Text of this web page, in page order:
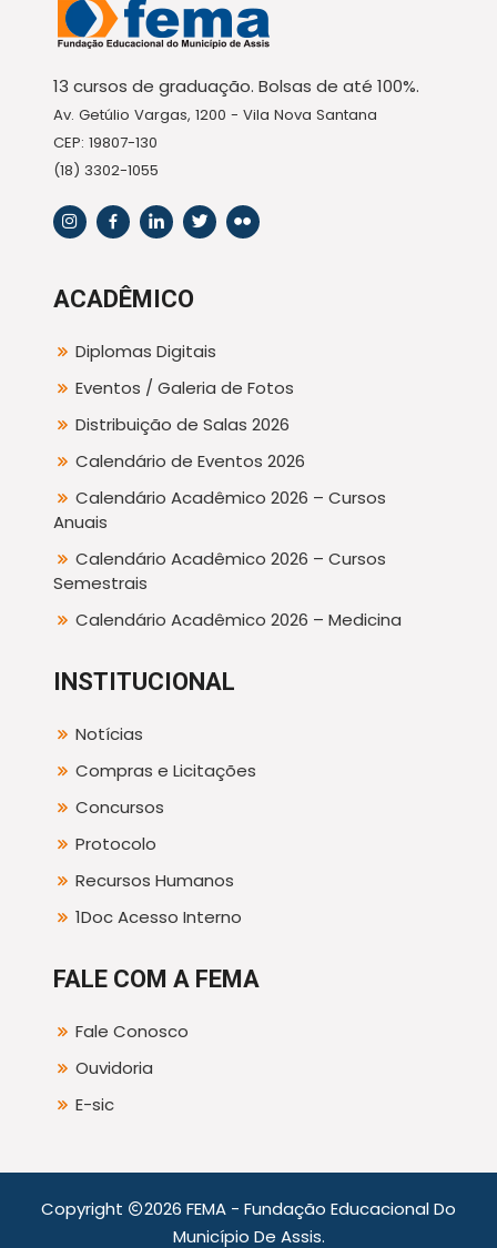
13 cursos de graduação. Bolsas de até 100%.
Av. Getúlio Vargas, 1200 - Vila Nova Santana
CEP: 19807-130
(18) 3302-1055
ACADÊMICO
Diplomas Digitais
Eventos / Galeria de Fotos
Distribuição de Salas 2026
Calendário de Eventos 2026
Calendário Acadêmico 2026 – Cursos
Anuais
Calendário Acadêmico 2026 – Cursos
Semestrais
Calendário Acadêmico 2026 – Medicina
INSTITUCIONAL
Notícias
Compras e Licitações
Concursos
Protocolo
Recursos Humanos
1Doc Acesso Interno
FALE COM A FEMA
Fale Conosco
Ouvidoria
E-sic
Copyright
2026 FEMA - Fundação Educacional Do
Município De Assis.